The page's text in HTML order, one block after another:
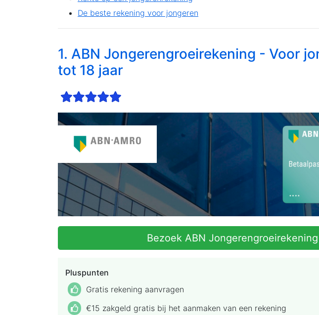
De beste rekening voor jongeren
1. ABN Jongerengroei­rekening - Voor
tot 18 jaar
Bezoek ABN Jongerengroei­rekening
Pluspunten
Gratis rekening aanvragen
€15 zakgeld gratis bij het aanmaken van een rekening